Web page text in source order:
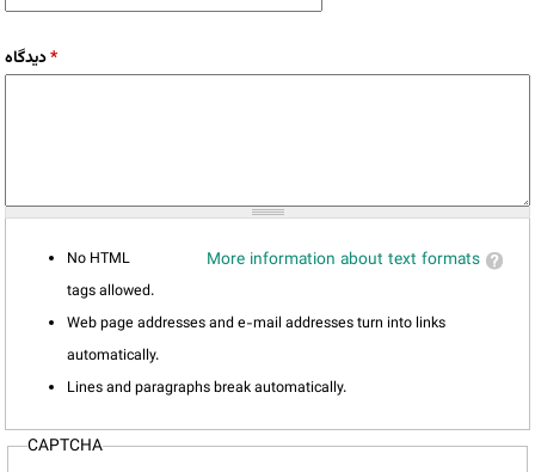
دیدگاه*
More information about text formats
No HTML
tags allowed.
Web page addresses and e-mail addresses turn into links
automatically.
Lines and paragraphs break automatically.
CAPTCHA